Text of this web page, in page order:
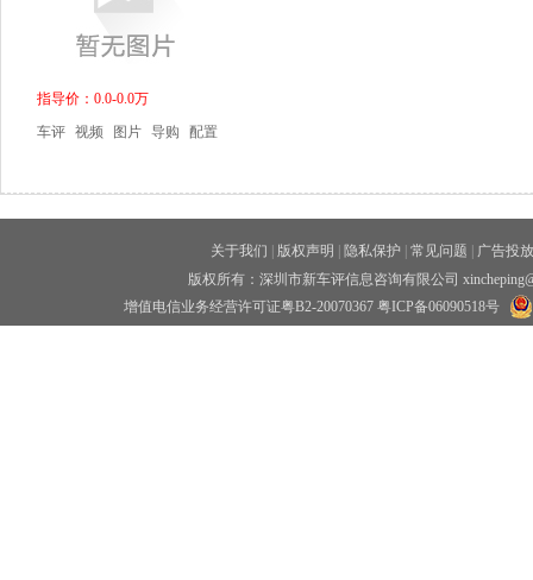
指导价：0.0-0.0万
车评 视频 图片 导购 配置
关于我们 版权声明 隐私保护 常见问题
广告投放
版权所有：深圳市新车评信息咨询有限公司
增值电信业务经营许可证粤B2-20070367 粤ICP备06090518号